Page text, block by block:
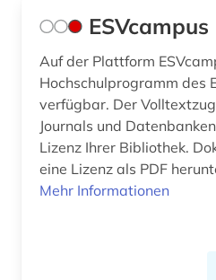
ESVcampus
Auf der Plattform
Hochschulprogramm des Erich Schmidt Verlags
verfügbar. Der Volltextzugriff auf E-Books, E-
Journals und
Lizenz Ihrer Bibliothek.
eine Lizenz als PDF
Mehr Informationen